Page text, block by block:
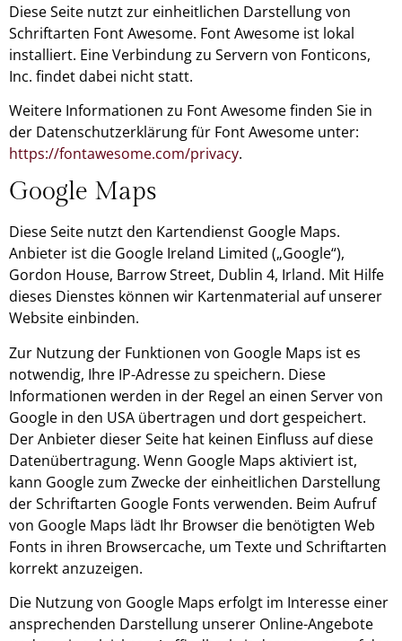
Diese Seite nutzt zur einheitlichen Darstellung von
Schriftarten Font Awesome. Font Awesome ist lokal
installiert. Eine Verbindung zu Servern von Fonticons,
Inc. findet dabei nicht statt.
Weitere Informationen zu Font Awesome finden Sie in
der Datenschutzerklärung für Font Awesome unter:
https://fontawesome.com/privacy.
Google Maps
Diese Seite nutzt den Kartendienst Google Maps.
Anbieter ist die Google Ireland Limited („Google“),
Gordon House, Barrow Street, Dublin 4, Irland. Mit Hilfe
dieses Dienstes können wir Kartenmaterial auf unserer
Website einbinden.
Zur Nutzung der Funktionen von Google Maps ist es
notwendig, Ihre IP-Adresse zu speichern. Diese
Informationen werden in der Regel an einen Server von
Google in den USA übertragen und dort gespeichert.
Der Anbieter dieser Seite hat keinen Einfluss auf diese
Datenübertragung. Wenn Google Maps aktiviert ist,
kann Google zum Zwecke der einheitlichen Darstellung
der Schriftarten Google Fonts verwenden. Beim Aufruf
von Google Maps lädt Ihr Browser die benötigten Web
Fonts in ihren Browsercache, um Texte und Schriftarten
korrekt anzuzeigen.
Die Nutzung von Google Maps erfolgt im Interesse einer
ansprechenden Darstellung unserer Online-Angebote